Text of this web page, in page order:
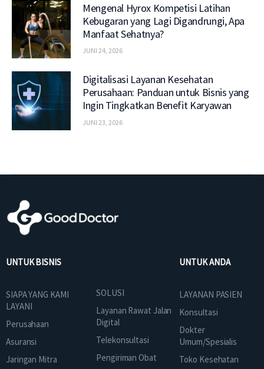
Mengenal Hyrox Kompetisi Latihan
Kebugaran yang Lagi Digandrungi, Apa
Manfaat Sehatnya?
JUNI 24, 2026
Digitalisasi Layanan Kesehatan
Perusahaan: Panduan untuk Bisnis yang
Ingin Tingkatkan Benefit Karyawan
JUNI 23, 2026
UNTUK BISNIS
SIAPA YANG KAMI
LAYANI
Perusahaan
Asuransi
Jaringan Mitra
SOLUSI
Layanan Rawat Jalan
Digital
Telekonsultasi
Pengiriman Obat
UNTUK ANDA
LAYANAN PASIEN
Konsultasi
Dokter
Umum/Spesialis
Toko Kesehatan